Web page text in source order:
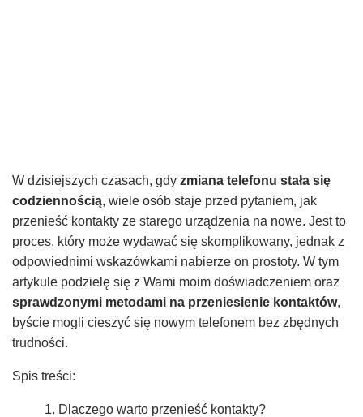
W dzisiejszych czasach, gdy zmiana telefonu stała się
codziennością, wiele osób staje przed pytaniem, jak
przenieść kontakty ze starego urządzenia na nowe. Jest to
proces, który może wydawać się skomplikowany, jednak z
odpowiednimi wskazówkami nabierze on prostoty. W tym
artykule podzielę się z Wami moim doświadczeniem oraz
sprawdzonymi metodami na przeniesienie kontaktów,
byście mogli cieszyć się nowym telefonem bez zbędnych
trudności.
Spis treści:
1. Dlaczego warto przenieść kontakty?